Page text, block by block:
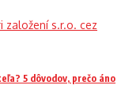
5 dôvodov, prečo áno